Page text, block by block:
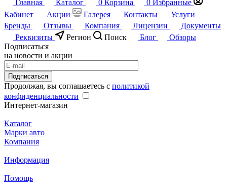
Главная Каталог 0 Корзина 0 Избранные
Кабинет
Акции Галерея Контакты
Услуги
Бренды
Отзывы Компания Лицензии
Документы
Реквизиты
Регион Поиск Блог
Обзоры
Подписаться
на новости и акции
Подписаться
Продолжая, вы соглашаетесь с политикой
конфиденциальности
Интернет-магазин
Каталог
Марки авто
Компания
Информация
Помощь